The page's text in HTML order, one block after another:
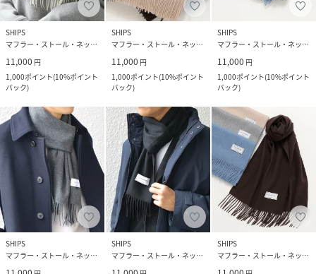
SHIPS
マフラー・ストール・ネックウォーマー
11,000 円
1,000ポイント(10%ポイント
バック)
SHIPS
マフラー・ストール・ネックウォーマー
11,000 円
1,000ポイント(10%ポイント
バック)
SHIPS
マフラー・ストール・ネックウォーマー
11,000 円
1,000ポイント(10%ポイント
バック)
SHIPS
マフラー・ストール・ネックウォーマー
SHIPS
マフラー・ストール・ネックウォーマー
SHIPS
マフラー・ストール・ネックウォーマー